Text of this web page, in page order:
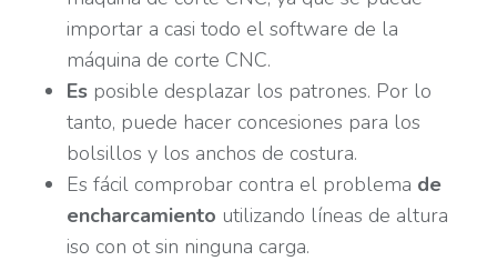
importar a casi todo el software de la
máquina de corte CNC.
Es posible desplazar los patrones. Por lo
tanto, puede hacer concesiones para los
bolsillos y los anchos de costura.
Es fácil comprobar contra el problema de
encharcamiento utilizando líneas de altura
iso con ot sin ninguna carga.